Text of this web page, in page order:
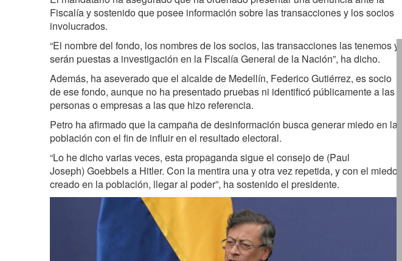
Fiscalía y sostenido que posee información sobre las transacciones y los socios
involucrados.
“El nombre del fondo, los nombres de los socios, las transacciones las tenemos y
serán puestas a investigación en la Fiscalía General de la Nación”, ha dicho.
Además, ha aseverado que el alcalde de Medellín, Federico Gutiérrez, es socio
de ese fondo, aunque no ha presentado pruebas ni identificó públicamente a las
personas o empresas a las que hizo referencia.
Petro ha afirmado que la campaña de desinformación busca generar miedo en la
población con el fin de influir en el resultado electoral.
“Lo he dicho varias veces, esta propaganda sigue el consejo de (Paul
Joseph) Goebbels a Hitler. Con la mentira una y otra vez repetida, y con el miedo
creado en la población, llegar al poder”, ha sostenido el presidente.